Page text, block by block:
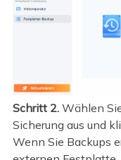
Schritt 2. Wählen
Sicherung aus und
Wenn Sie Backups